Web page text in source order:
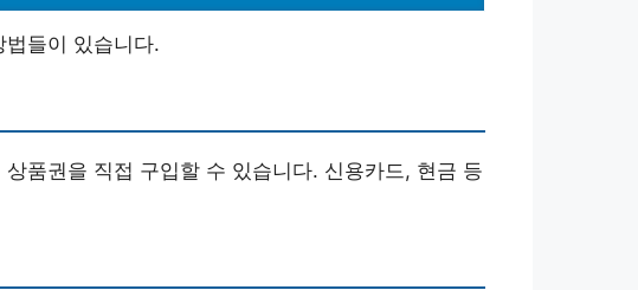
들이 있습니다.
품권을 직접 구입할 수 있습니다. 신용카드, 현금 등